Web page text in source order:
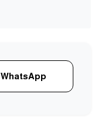
WhatsApp